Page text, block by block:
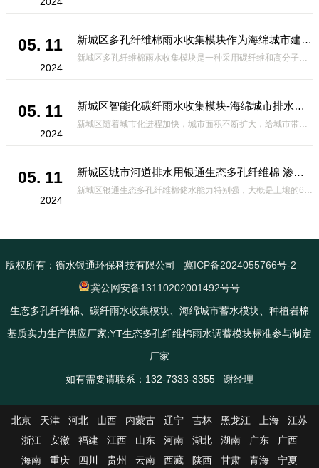
05. 11
2024
新城区多孔纤维棉雨水收集模块作为海绵城市建设中的一种创新材料
新城区多孔纤维棉雨水收集模块是一种采用碳纤维和高分子材料复合而成的新型材料。它拥有高度多孔的结构，能够有效吸收和储存雨水，同时利用其独特的导流设计，将雨水迅速排出，有效防止城市内涝的发生。此外，该材料还具有
05. 11
2024
新城区智能化碳纤雨水收集模块-海绵城市排水蓄水系统的优选项
新城区随着城市化进程加快，城市面积不断扩大，给城市带来的问题也随之增加。其中之一就是水资源的短缺。雨水收集是一种解决城市水资源短缺的有效途径。在雨水收集技术中，智能化碳纤雨水收集模块的出现，为解决城市水资源
05. 11
2024
新城区城市河道排水用银通生态多孔纤维棉 渗透性好重量轻
新城区银通生态多孔纤维棉储水能力特别强，大概是土壤的6倍，所以在下暴雨或者是严重的雨雪天气时，能将降水量很好的吸收掉，到了天气晴朗之后又会将这些水分蒸发到空气中。这种材料在绿化环保上能起到很大的作用，能够大
版权所有：衡水银通环保科技有限公司
冀ICP备2024055766号-2
冀公网安备13110202001492号号
生态多孔纤维棉、碳纤雨水收集模块、海绵城市蓄水模块、种植岩棉
基质实力生产供应厂家;YT生态多孔纤维棉雨水调蓄模块标准参与制定
厂家
如有需要请联系：132-7333-3355 谢经理
北京 天津 河北 山西 内蒙古 辽宁 吉林 黑龙江 上海
江苏
浙江
安徽 福建 江西 山东 河南 湖北 湖南 广东
广西
海南
重庆 四川 贵州 云南 西藏 陕西 甘肃 青海 宁夏